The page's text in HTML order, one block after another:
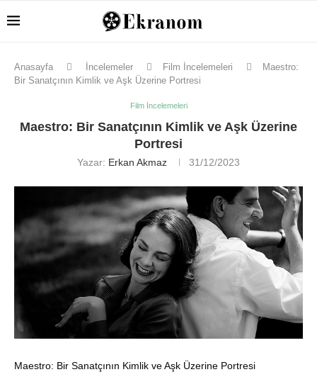
Anasayfa İncelemeler Film İncelemeleri
Maestro:
Bir Sanatçının Kimlik ve Aşk Üzerine Portresi
Film İncelemeleri
Maestro: Bir Sanatçının Kimlik ve Aşk Üzerine
Portresi
Yazar: Erkan Akmaz 31/12/2023
Maestro: Bir Sanatçının Kimlik ve Aşk Üzerine Portresi